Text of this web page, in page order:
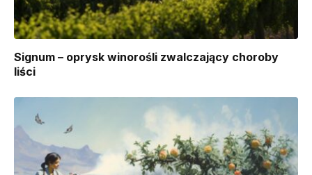
Signum – oprysk winorośli zwalczający choroby
liści